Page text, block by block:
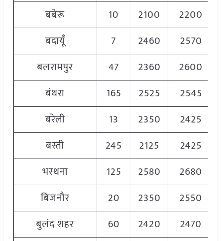
बबेरू
10 2100 2200
बदायूँ
7 2460
2570
बलरामपुर
47 2360 2600
बंथरा
165 2525 2545
बरेली
13 2350 2425
बस्ती
245 2125 2425
भरथना
125 2580 2680
बिजनौर
20 2350 2550
बुलंद शहर
60 2420 2470